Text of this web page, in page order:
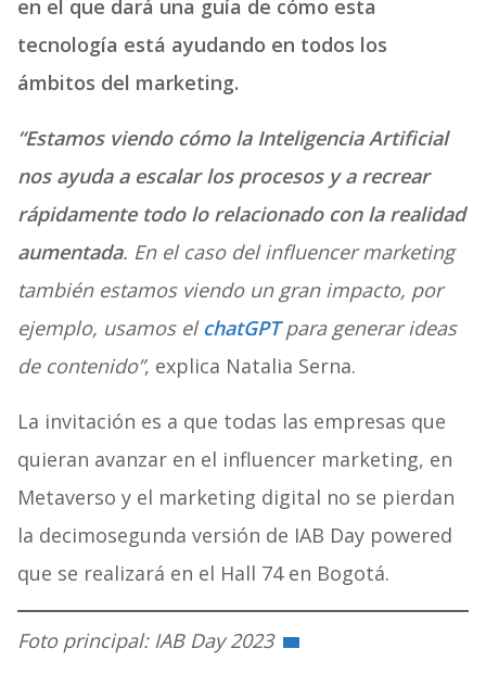
en el que dará una guía de cómo esta
tecnología está ayudando en todos los
ámbitos del marketing.
“Estamos viendo cómo la Inteligencia Artificial
nos ayuda a escalar los procesos y a recrear
rápidamente todo lo relacionado con la realidad
aumentada. En el caso del influencer marketing
también estamos viendo un gran impacto, por
ejemplo, usamos el chatGPTpara generar ideas
de contenido”, explica Natalia Serna.
La invitación es a que todas las empresas que
quieran avanzar en el influencer marketing, en
Metaverso y el marketing digital no se pierdan
la decimosegunda versión de IAB Day powered
que se realizará en el Hall 74 en Bogotá.
Foto principal: IAB Day 2023